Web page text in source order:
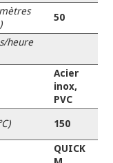
50
heure
Acier
inox,
PVC
150
QUICK